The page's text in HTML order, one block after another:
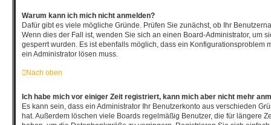
Warum kann ich mich nicht anmelden?
Dafür gibt es viele mögliche Gründe. Prüfen Sie zunächst, ob Ihr
Wenn dies der Fall ist, wenden Sie sich an einen Board-Administrator, um
gesperrt wurden. Es ist ebenfalls möglich, dass ein Konfigurationsproblem
ein Administrator lösen muss.
Nach oben
Ich habe mich vor einiger Zeit registriert, kann mich aber nicht mehr
Es kann sein, dass ein Administrator Ihr Benutzerkonto aus verschieden
hat. Außerdem löschen viele Boards regelmäßig Benutzer, die für längere